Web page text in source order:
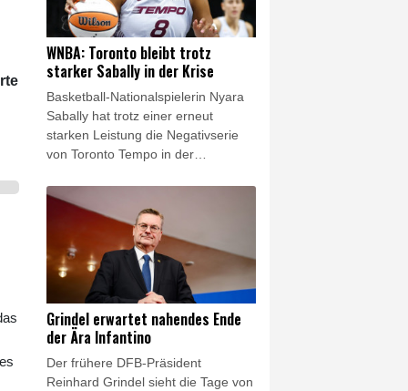
Ginevra Taddeucci (6:44,8).
WNBA: Toronto bleibt trotz
starker Sabally in der Krise
Basketball-Nationalspielerin Nyara
Sabally hat trotz einer erneut
starken Leistung die Negativserie
von Toronto Tempo in der
nicht stoppen können. Die 26-
Jährige unterlag mit dem Team aus
der kanadischen Metropole Portland
Fire mit 83:97 und kassierte die
achte Niederlage nacheinander.
Sabally war mit 17 Punkten beste
Scorerin ihrer Mannschaft, dazu
gelangen ihr fünf Rebounds und ein
Assist.
Grindel erwartet nahendes Ende
der Ära Infantino
Der frühere DFB-Präsident
Reinhard Grindel sieht die Tage von